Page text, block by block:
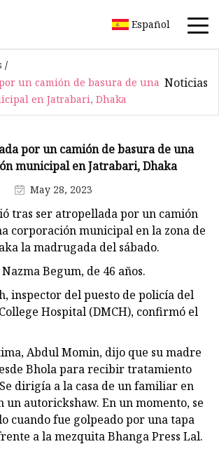
Español
/
un camión de basura de una
en Jatrabari, Dhaka
Noticias
por un camión de basura de una
municipal en Jatrabari, Dhaka
May 28, 2023
tras ser atropellada por un camión
corporación municipal en la zona de
la madrugada del sábado.
Begum, de 46 años.
inspector del puesto de policía del
Hospital (DMCH), confirmó el
Abdul Momin, dijo que su madre
Bhola para recibir tratamiento
dirigía a la casa de un familiar en
un autorickshaw. En un momento, se
cuando fue golpeado por una tapa
a la mezquita Bhanga Press Lal.